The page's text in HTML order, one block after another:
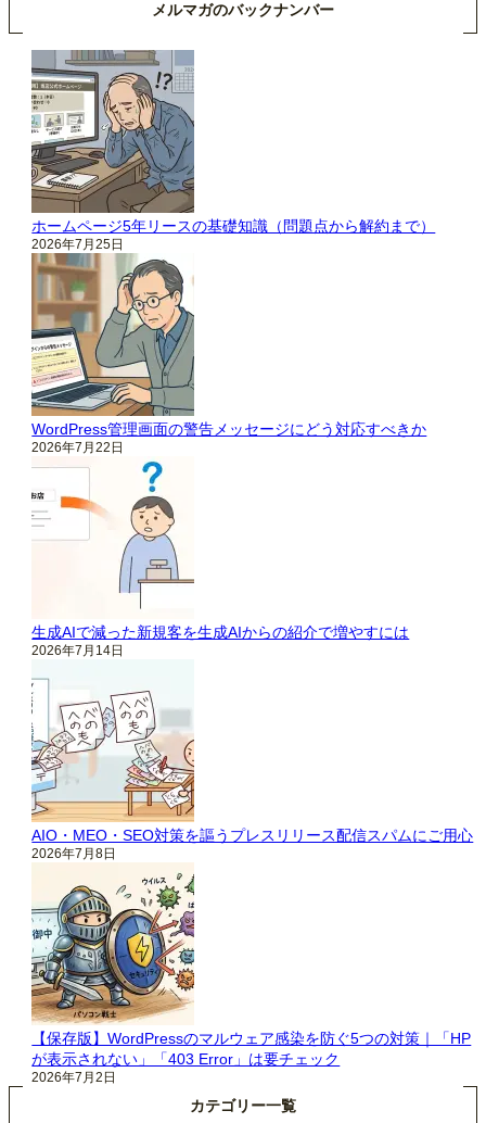
メルマガのバックナンバー
ホームページ5年リースの基礎知識（問題点から解約まで）
2026年7月25日
WordPress管理画面の警告メッセージにどう対応すべきか
2026年7月22日
生成AIで減った新規客を生成AIからの紹介で増やすには
2026年7月14日
AIO・MEO・SEO対策を謳うプレスリリース配信スパムにご用心
2026年7月8日
【保存版】WordPressのマルウェア感染を防ぐ5つの対策｜「HP
が表示されない」「403 Error」は要チェック
2026年7月2日
カテゴリー一覧